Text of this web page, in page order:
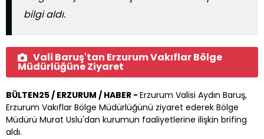
bilgi aldı.
Vali Baruş'tan Erzurum Vakıflar Bölge
Müdürlüğüne Ziyaret
BÜLTEN25 / ERZURUM / HABER - Erzurum Valisi Aydın Baruş,
Erzurum Vakıflar Bölge Müdürlüğünü ziyaret ederek Bölge
Müdürü Murat Uslu'dan kurumun faaliyetlerine ilişkin brifing
aldı.